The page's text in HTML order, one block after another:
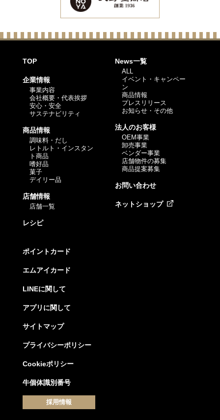
TOP
企業情報
事業内容
会社概要・代表挨拶
安心・安全
サステナビリティ
商品情報
調味料・だし
レトルト・インスタン
ト商品
嗜好品
菓子
デイリー品
店舗情報
店舗一覧
レシピ
News一覧
ALL
イベント・キャンペー
ン
商品情報
プレスリリース
お知らせ・その他
法人のお客様
OEM事業
卸売事業
ベンダー事業
店舗物件の募集
商品提案募集
お問い合わせ
ネットショップ
ポイントカード
エムアイカード
LINEに関して
アプリに関して
サイトマップ
プライバシーポリシー
Cookieポリシー
牛個体識別番号
採用情報